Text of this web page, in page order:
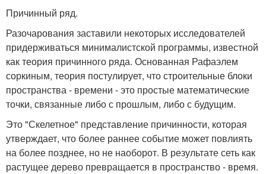
Причинный ряд.
Разочарования заставили некоторых исследователей
придерживаться минималистской программы, известной
как теория причинного ряда. Основанная Рафаэлем
соркиным, теория постулирует, что строительные блоки
пространства - времени - это простые математические
точки, связанные либо с прошлым, либо с будущим.
Это "Скелетное" представление причинности, которая
утверждает, что более раннее событие может повлиять
на более позднее, но не наоборот. В результате сеть как
растущее дерево превращается в пространство - время.